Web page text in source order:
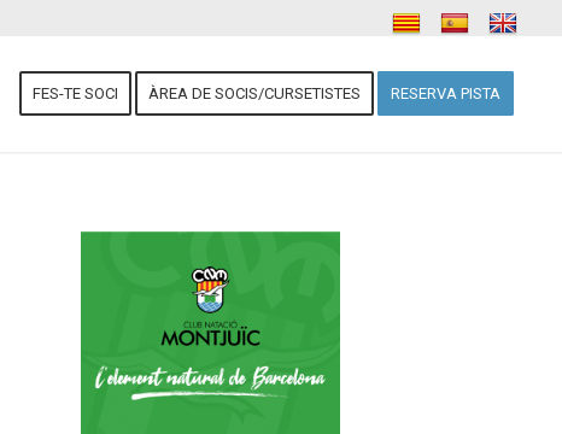
FES-TE SOCI ÀREA DE SOCIS/CURSETISTES RESERVA PISTA